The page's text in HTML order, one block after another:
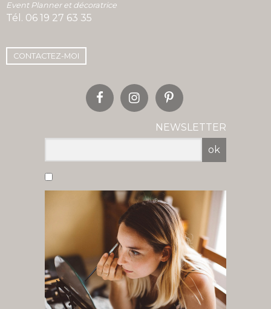
Event Planner et décoratrice
Tél. 06 19 27 63 35
CONTACTEZ-MOI
NEWSLETTER
ok